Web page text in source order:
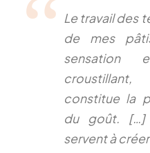
Le travail des
de mes
sensation
constitue la
du goût. […]
servent à